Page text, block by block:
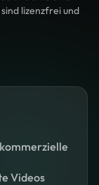
lizenzfrei und
Videos